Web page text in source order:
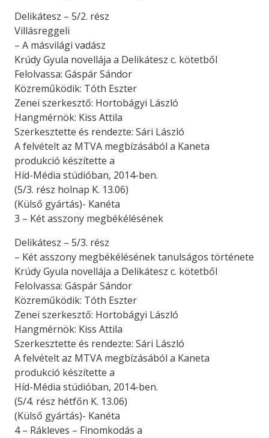
Delikátesz – 5/2. rész
Villásreggeli
– A másvilági vadász
Krúdy Gyula novellája a Delikátesz c. kötetből
Felolvassa: Gáspár Sándor
Közreműködik: Tóth Eszter
Zenei szerkesztő: Hortobágyi László
Hangmérnök: Kiss Attila
Szerkesztette és rendezte: Sári László
A felvételt az MTVA megbízásából a Kaneta
produkció készítette a
Híd-Média stúdióban, 2014-ben.
(5/3. rész holnap K. 13.06)
(Külső gyártás)- Kanéta
3 – Két asszony megbékélésének
Delikátesz – 5/3. rész
– Két asszony megbékélésének tanulságos története
Krúdy Gyula novellája a Delikátesz c. kötetből
Felolvassa: Gáspár Sándor
Közreműködik: Tóth Eszter
Zenei szerkesztő: Hortobágyi László
Hangmérnök: Kiss Attila
Szerkesztette és rendezte: Sári László
A felvételt az MTVA megbízásából a Kaneta
produkció készítette a
Híd-Média stúdióban, 2014-ben.
(5/4. rész hétfőn K. 13.06)
(Külső gyártás)- Kanéta
4 – Rákleves – Finomkodás a